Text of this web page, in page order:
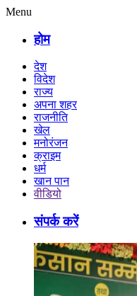
Menu
होम
देश
विदेश
राज्य
अपना शहर
राजनीति
खेल
मनोरंजन
क्राइम
धर्म
खान पान
वीडियो
संपर्क करें